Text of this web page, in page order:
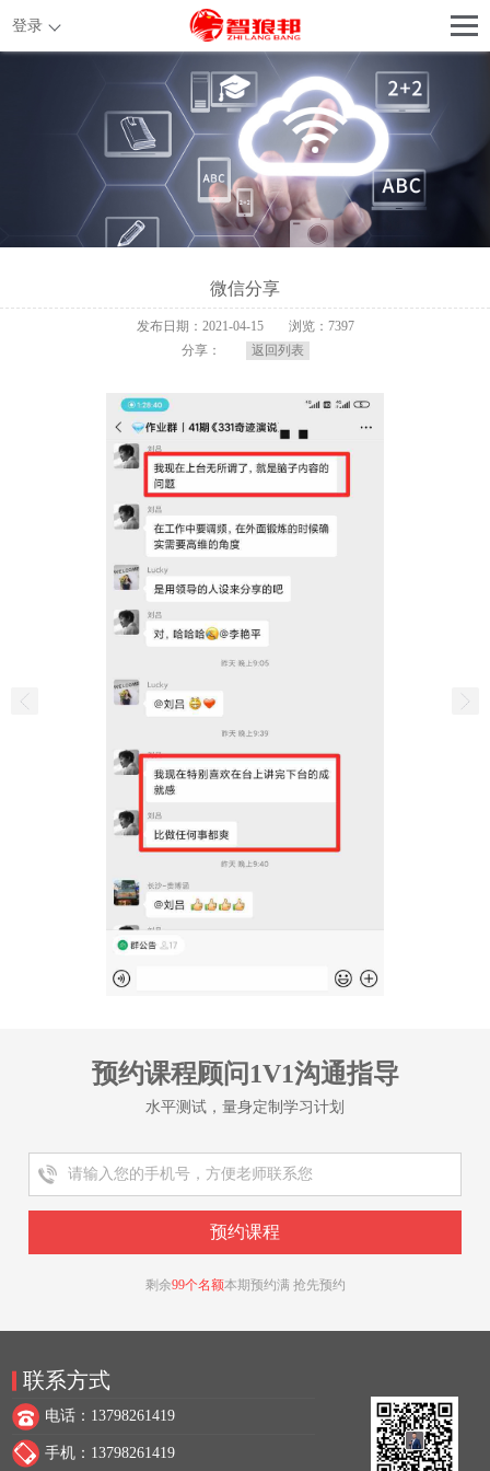
登录
微信分享
发布日期：2021-04-15
浏览：7397
分享：
返回列表
预约课程顾问1V1沟通指导
水平测试，量身定制学习计划
剩余99个名额本期预约满 抢先预约
联系方式
电话：13798261419
手机：13798261419